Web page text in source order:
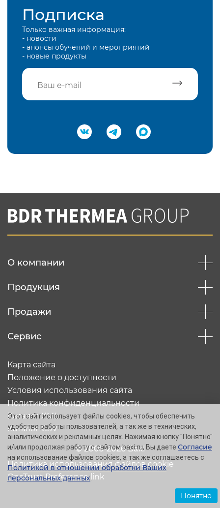
Подписка
Только важная информация:
- новости
- анонсы обучений и мероприятий
- новые продукты
Подтвердить e-mail
Вы соглашаетесь с нашей политикой
конфеденциальности
О компании
Продукция
Продажи
Сервис
© 2005-2026 Baxi
Карта сайта
Положение о доступности
Условия использования сайта
Политика конфиденциальности
Каталог XML
Каталог CSV
Политика использования файлов cookie
OneTrust Preference link
Этот сайт использует файлы cookies, чтобы обеспечить
удобство работы пользователей, а так же в технических,
аналитических и рекламных целях. Нажимая кнопку "Понятно"
и/или продолжая работу с сайтом baxi.ru, Вы даете Согласие
на использование файлов cookies, а так же соглашаетесь с
Политикой в отношении обработки Ваших
персональных данных.
Понятно